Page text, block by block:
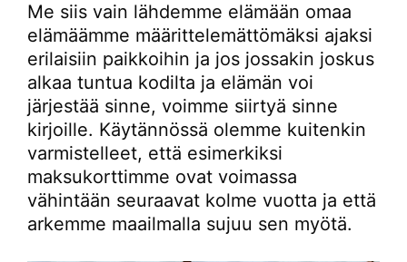
Me siis vain lähdemme elämään omaa
elämäämme määrittelemättömäksi ajaksi
erilaisiin paikkoihin ja jos jossakin joskus
alkaa tuntua kodilta ja elämän voi
järjestää sinne, voimme siirtyä sinne
kirjoille. Käytännössä olemme kuitenkin
varmistelleet, että esimerkiksi
maksukorttimme ovat voimassa
vähintään seuraavat kolme vuotta ja että
arkemme maailmalla sujuu sen myötä.